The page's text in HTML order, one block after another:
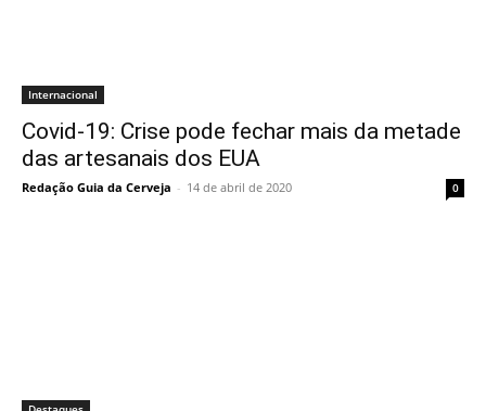
Internacional
Covid-19: Crise pode fechar mais da metade
das artesanais dos EUA
Redação Guia da Cerveja - 14 de abril de 2020 0